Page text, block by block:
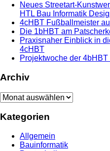
Neues Streetart-
HTL Bau Informatik
4cHBT Fußballmeister
Die 1bHBT am
Praxisnaher Einblick in
4cHBT
Projektwoche der
Archiv
Archiv
Kategorien
Allgemein
Bauinformatik